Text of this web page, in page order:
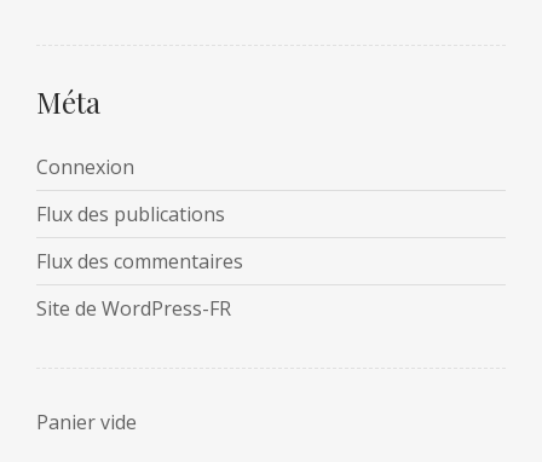
Méta
Connexion
Flux des publications
Flux des commentaires
Site de WordPress-FR
Panier vide